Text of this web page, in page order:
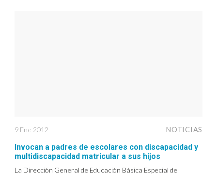
9 Ene 2012 NOTICIAS
Invocan a padres de escolares con discapacidad y
multidiscapacidad matricular a sus hijos
La Dirección General de Educación Básica Especial del